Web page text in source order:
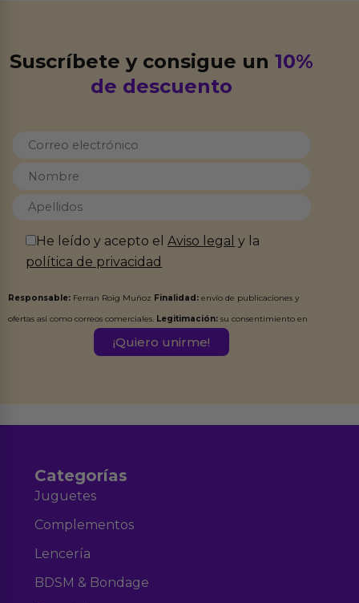
Suscríbete y consigue un10%
de descuento
He leído y acepto elAviso legal y la
política de privacidad
Responsable: Ferran Roig Muñoz Finalidad: envío de publicaciones y
ofertas así como correos comerciales. Legitimación: su consentimiento en
Destinatarios:Ferran Roig Muñoz. Podrás ejercer tus
Categorías
Juguetes
Complementos
Lencería
BDSM & Bondage